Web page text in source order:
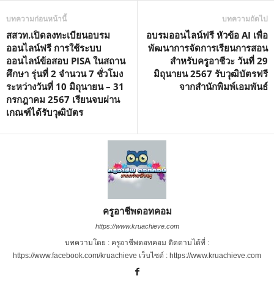
บทความก่อนหน้านี้
สสวท.เปิดลงทะเบียนอบรม
ออนไลน์ฟรี การใช้ระบบ
ออนไลน์ข้อสอบ PISA ในสถาน
ศึกษา รุ่นที่ 2 จำนวน 7 ชั่วโมง
ระหว่างวันที่ 10 มิถุนายน – 31
กรกฎาคม 2567 เรียนจบผ่าน
เกณฑ์ได้รับวุฒิบัตร
บทความถัดไป
อบรมออนไลน์ฟรี หัวข้อ AI เพื่อ
พัฒนาการจัดการเรียนการสอน
สำหรับครูอาชีวะ วันที่ 29
มิถุนายน 2567 รับวุฒิบัตรฟรี
จากสำนักพิมพ์เอมพันธ์
ครูอาชีพดอทคอม
https://www.kruachieve.com
บทความโดย : ครูอาชีพดอทคอม ติดตามได้ที่ :
https://www.facebook.com/kruachieve เว็บไซต์ : https://www.kruachieve.com